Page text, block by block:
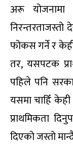
अरू योजनामा
फोकस गर्ने र
तर, यसपटक
पहिले पनि
यसमा चाहिँ
प्राथमिकता
दिएको जस्तो